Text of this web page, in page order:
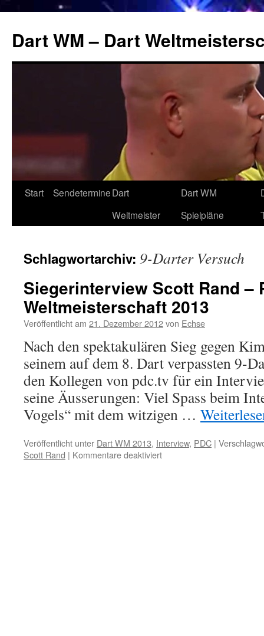
springen
Dart WM – Dart
Start SendetermineDart
Weltmeister
Dart WM
Spielpläne
Schlagwortarchiv: 9-Darter Versuch
Siegerinterview Scott Rand –
Weltmeisterschaft 2013
Veröffentlicht am 21. Dezember 2012von Echse
Nach den spektakulären Sieg gegen
seinem auf dem 8. Dart verpassten 9-
den Kollegen von pdc.tv für ein
seine Äusserungen: Viel Spass beim
Vogels“ mit dem witzigen …
Veröffentlicht unter Dart WM 2013, Interview, PDC |
Scott Rand | Kommentare deaktiviertfür